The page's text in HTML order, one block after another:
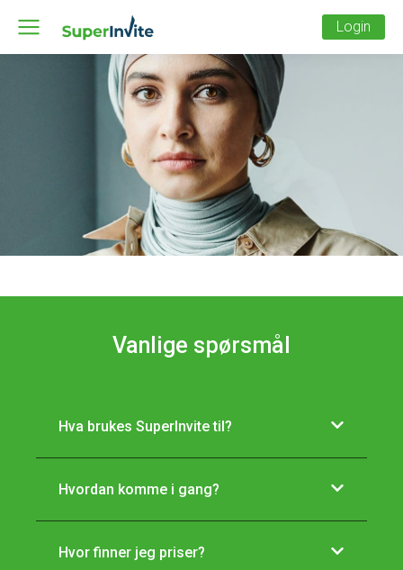
Login
Vanlige spørsmål
Hva brukes SuperInvite til?
Hvordan komme i gang?
Hvor finner jeg priser?